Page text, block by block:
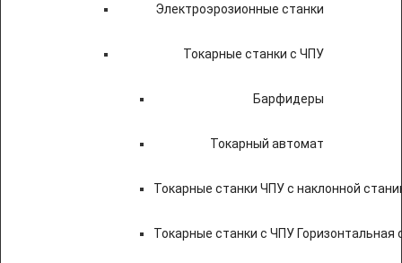
Электроэрозионные станки
Токарные станки с ЧПУ
Барфидеры
Токарный автомат
Токарные станки ЧПУ c наклонной
Токарные станки с ЧПУ Горизонтальная